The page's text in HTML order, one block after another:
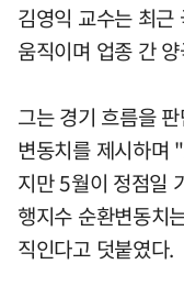
김영익 교수는 최근
움직이며 업종 간
그는 경기 흐름을
변동치를 제시하며
지만 5월이 정점일
행지수 순환변동치
직인다고 덧붙였다.